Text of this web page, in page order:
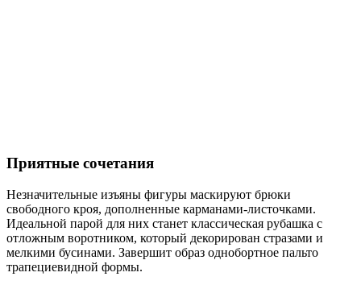
Приятные сочетания
Незначительные изъяны фигуры маскируют брюки
свободного кроя, дополненные карманами-листочками.
Идеальной парой для них станет классическая рубашка с
отложным воротником, который декорирован стразами и
мелкими бусинами. Завершит образ однобортное пальто
трапециевидной формы.